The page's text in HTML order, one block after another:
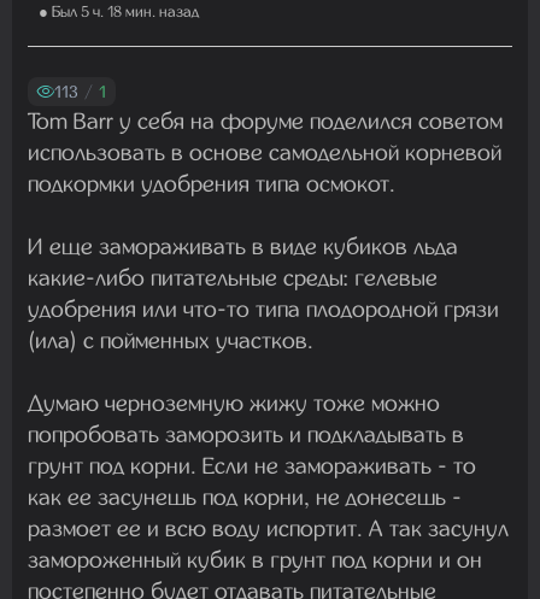
Madam
Madam
22.07.2026 19:16:45
Madam
19.07.2026 08:27:00
● Был 5 ч. 18 мин. назад
113 / 1
Tom Barr у себя на форуме поделился советом
использовать в основе самодельной корневой
подкормки удобрения типа осмокот.
И еще замораживать в виде кубиков льда
какие-либо питательные среды: гелевые
удобрения или что-то типа плодородной грязи
(ила) с пойменных участков.
Думаю черноземную жижу тоже можно
попробовать заморозить и подкладывать в
грунт под корни. Если не замораживать - то
как ее засунешь под корни, не донесешь -
размоет ее и всю воду испортит. А так засунул
замороженный кубик в грунт под корни и он
постепенно будет отдавать питательные